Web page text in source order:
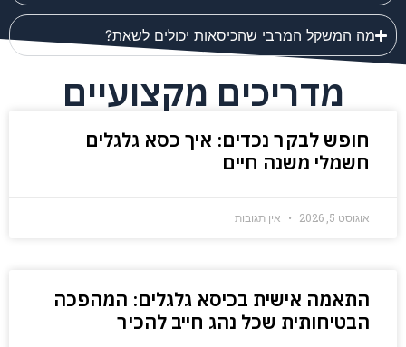
מה המשקל המרבי שהכיסאות יכולים לשאת?
מדריכים מקצועיים
חופש לבקר נכדים: איך כסא גלגלים
חשמלי משנה חיים
אוגוסט 5, 2026 אין תגובות
התאמה אישית בכיסא גלגלים: המהפכה
הבטיחותית שכל נהג חייב להכיר